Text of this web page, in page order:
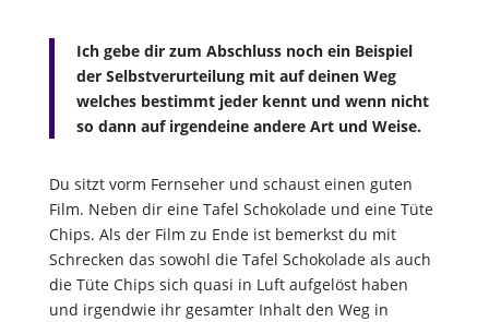
Ich gebe dir zum Abschluss noch ein Beispiel
der Selbstverurteilung mit auf deinen Weg
welches bestimmt jeder kennt und wenn nicht
so dann auf irgendeine andere Art und Weise.
Du sitzt vorm Fernseher und schaust einen guten
Film. Neben dir eine Tafel Schokolade und eine Tüte
Chips. Als der Film zu Ende ist bemerkst du mit
Schrecken das sowohl die Tafel Schokolade als auch
die Tüte Chips sich quasi in Luft aufgelöst haben
und irgendwie ihr gesamter Inhalt den Weg in